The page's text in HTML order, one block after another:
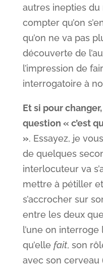
autres inepties du
compter qu’on
qu’on ne va pas
découverte de
l’impression de
interrogatoire à
Et si pour
question « c’est
». Essayez, je
de quelques
interlocuteur va
mettre à pétiller
s’accrocher sur
entre les deux
l’une on
qu’elle fait, son
avec son